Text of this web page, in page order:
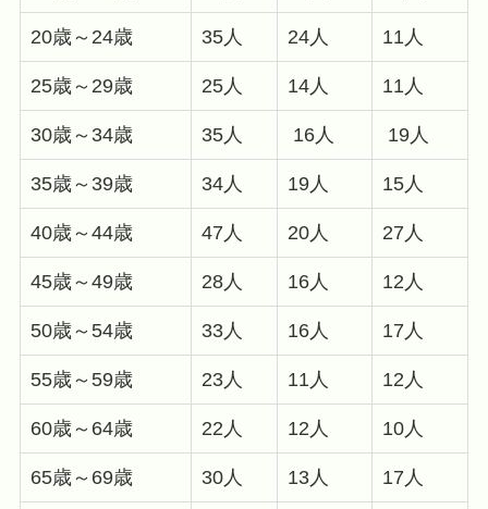
20歳～24歳 35人 24人 11人
25歳～29歳 25人 14人 11人
30歳～34歳 35人 16人 19人
35歳～39歳 34人 19人 15人
40歳～44歳 47人 20人 27人
45歳～49歳 28人 16人 12人
50歳～54歳 33人 16人 17人
55歳～59歳 23人 11人 12人
60歳～64歳 22人 12人 10人
65歳～69歳 30人 13人 17人